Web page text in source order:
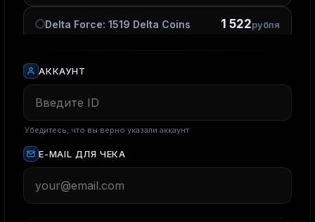
Delta Force: 1519 Delta Coins 1 522рубля
Delta Force: 8295 Delta Coins
Delta Force: 16589 Delta Coins 15 482рубля
23 224рубля
АККАУНТ
Убедитесь, что вы верно указали аккаунт
E-MAIL ДЛЯ ЧЕКА